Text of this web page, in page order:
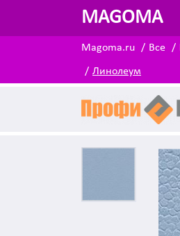
MAGOMA
Magoma.ru Все
Линолеум